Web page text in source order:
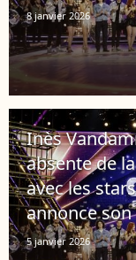
8 janvier 2026
Inès
absente de
avec les
annonce
5 janvier 2026